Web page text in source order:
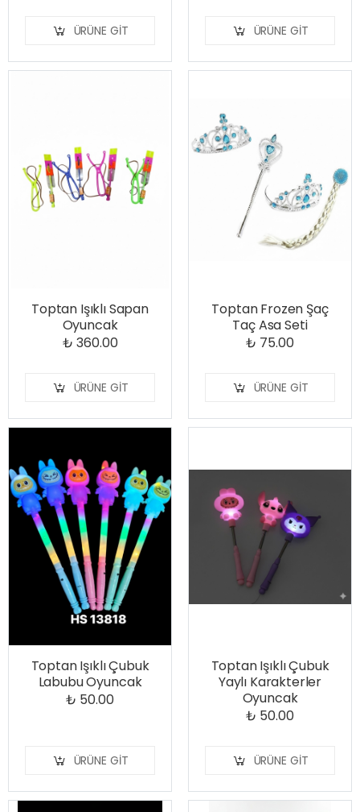
ÜRÜNE GIT ÜRÜNE GIT
Toptan Işıklı Sapan
Oyuncak
₺ 360.00
ÜRÜNE GIT
Toptan Frozen Şaç
Taç Asa Seti
₺ 75.00
ÜRÜNE GIT
Toptan Işıklı Çubuk
Labubu Oyuncak
₺ 50.00
ÜRÜNE GIT
Toptan Işıklı Çubuk
Yaylı Karakterler
Oyuncak
₺ 50.00
ÜRÜNE GIT